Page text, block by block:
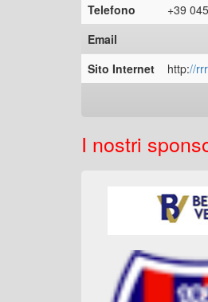
Telefono
+39
Email
Sito Internet
http://
I nostri